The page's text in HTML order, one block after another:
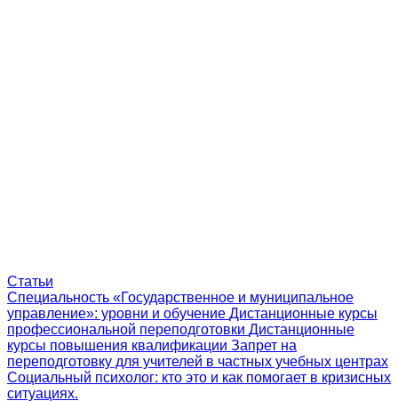
Статьи
Специальность «Государственное и муниципальное
управление»: уровни и обучение Дистанционные курсы
профессиональной переподготовки Дистанционные
курсы повышения квалификации Запрет на
переподготовку для учителей в частных учебных центрах
Социальный психолог: кто это и как помогает в кризисных
ситуациях.